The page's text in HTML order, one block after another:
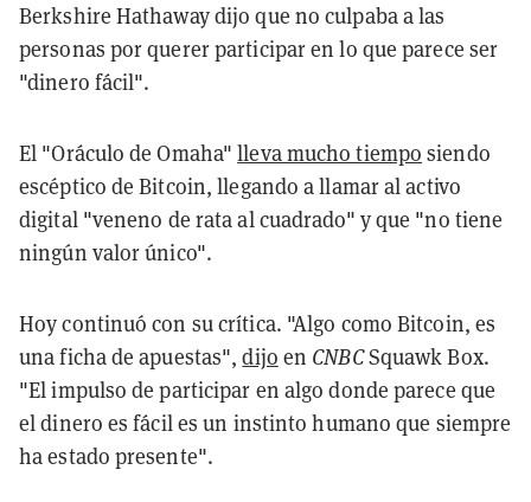
Berkshire Hathaway dijo que no culpaba a las
personas por querer participar en lo que parece ser
"dinero fácil".
El "Oráculo de Omaha"lleva mucho tiempo siendo
escéptico de Bitcoin, llegando a llamar al activo
digital "veneno de rata al cuadrado" y que "no tiene
ningún valor único".
Hoy continuó con su crítica. "Algo como Bitcoin, es
una ficha de apuestas",dijo en CNBCSquawk Box.
"El impulso de participar en algo donde parece que
el dinero es fácil es un instinto humano que siempre
ha estado presente".